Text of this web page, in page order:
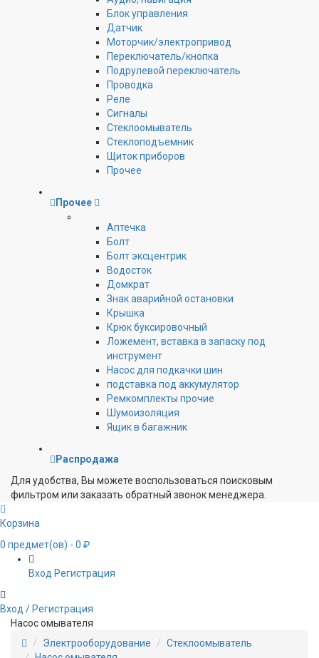
Блок управления
Датчик
Моторчик/электропривод
Переключатель/кнопка
Подрулевой переключатель
Проводка
Реле
Сигналы
Стеклоомыватель
Стеклоподъемник
Щиток приборов
Прочее
Прочее
Аптечка
Болт
Болт эксцентрик
Водосток
Домкрат
Знак аварийной остановки
Крышка
Крюк буксировочный
Ложемент, вставка в запаску под
инструмент
Насос для подкачки шин
подставка под аккумулятор
Ремкомплекты прочие
Шумоизоляция
Ящик в багажник
Распродажа
Для удобства, Вы можете воспользоваться поисковым
фильтром или заказать обратный звонок менеджера.
Корзина
0 предмет(ов) - 0 ₽
Вход Регистрация
Вход / Регистрация
Насос омывателя
Электрооборудование
Стеклоомыватель